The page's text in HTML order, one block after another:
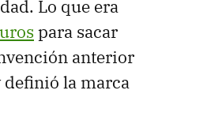
Lo que era
para sacar
anterior
definió la marca